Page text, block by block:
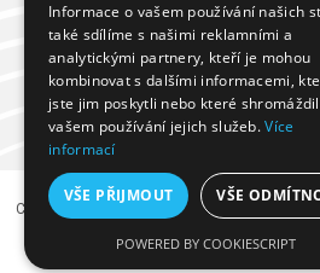
CHCETE PRAVIDELNĚ
NOVINKÁCH A
Copyright © 2026 GAZEL - Nábytek z masivu,
Informace o vašem používání našich
také sdílíme s našimi reklamními a
analytickými partnery, kteří je mohou
kombinovat s dalšími informacemi,
jste jim poskytli nebo které
vašem používání jejich služeb.Více
informací
VŠE PŘIJMOUT VŠE
POWERED BY COOKIESCRIPT